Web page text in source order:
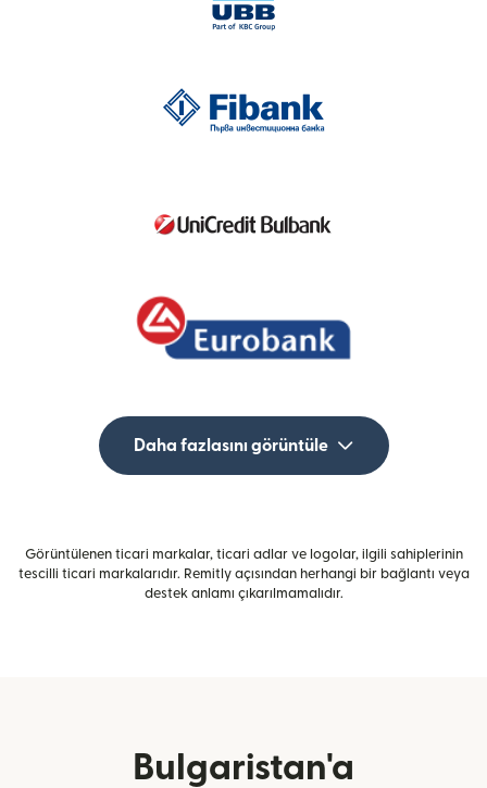
Daha fazlasını görüntüle
Görüntülenen ticari markalar, ticari adlar ve logolar, ilgili sahiplerinin
tescilli ticari markalarıdır. Remitly açısından herhangi bir bağlantı veya
destek anlamı çıkarılmamalıdır.
Bulgaristan'a